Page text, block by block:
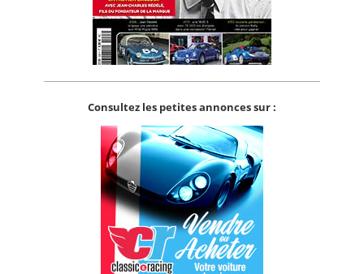
Consultez les petites annonces sur :